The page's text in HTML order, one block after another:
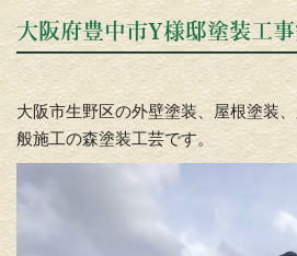
大阪府豊中市Y様邸塗装工事
大阪市生野区の外壁塗装、屋根塗装
般施工の森塗装工芸です。